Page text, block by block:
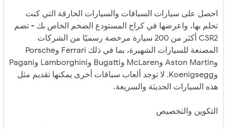
احصل على سيارات السباقات والسيارات الخارقة التي كنت
تحلم بها، واعرضها في كراج المستودع الضخم الخاص بك - تضم
CSR2 أكثر من 200 سيارة مرخصة رسميًا من الشركات
المصنعة للسيارات الشهيرة، بما في ذلك Ferrari وPorsche
وAston Martin وMcLaren وBugatti وLamborghini وPagani
وKoenigsegg. لا توجد ألعاب سباقات أخرى يمكنها تقديم مثل
هذه السيارات الحديثة والسريعة.
التكوين والتخصيص